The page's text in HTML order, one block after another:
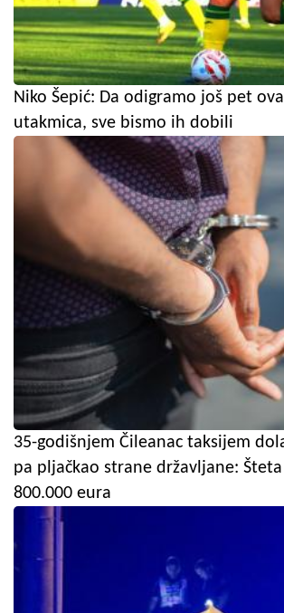
Niko Šepić: Da odigramo još pet
utakmica, sve bismo ih dobili
35-godišnjem Čileanac taksijem
pa pljačkao strane državljane:
800.000 eura